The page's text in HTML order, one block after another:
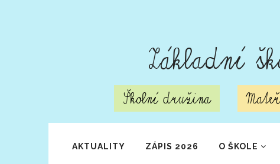
Základní
Školní družina
AKTUALITY ZÁPIS 2026 O ŠKOLE